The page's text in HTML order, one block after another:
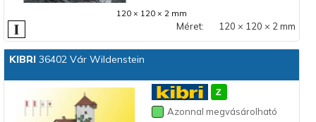
120 × 120 × 2 mm
Méret: 120 × 120 × 2 mm
KIBRI36402 Vár Wildenstein
Azonnal megvásárolható